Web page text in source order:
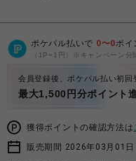
ポケパル払いで 0〜0ポイ
（1P=1円）※キャンペーン分
会員登録後、ポケパル払い初回
最大1,500円分ポイント
獲得ポイントの確認方法は
販売期間 2026年03月01